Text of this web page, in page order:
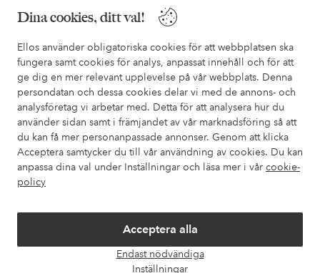
Dina cookies, ditt val!
Ellos använder obligatoriska cookies för att webbplatsen ska
fungera samt cookies för analys, anpassat innehåll och för att
ge dig en mer relevant upplevelse på vår webbplats. Denna
persondatan och dessa cookies delar vi med de annons- och
analysföretag vi arbetar med. Detta för att analysera hur du
använder sidan samt i främjandet av vår marknadsföring så att
du kan få mer personanpassade annonser. Genom att klicka
Acceptera samtycker du till vår användning av cookies. Du kan
anpassa dina val under Inställningar och läsa mer i vår cookie-
policy
Acceptera alla
Endast nödvändiga
Inställningar
Säkra betalningar - Betala direkt eller dela upp
Vill du veta mer om våra betalalternativ?
elpy elpy
Facebook Instagram Pinterest
Youtube